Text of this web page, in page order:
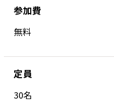
参加費
無料
定員
30名